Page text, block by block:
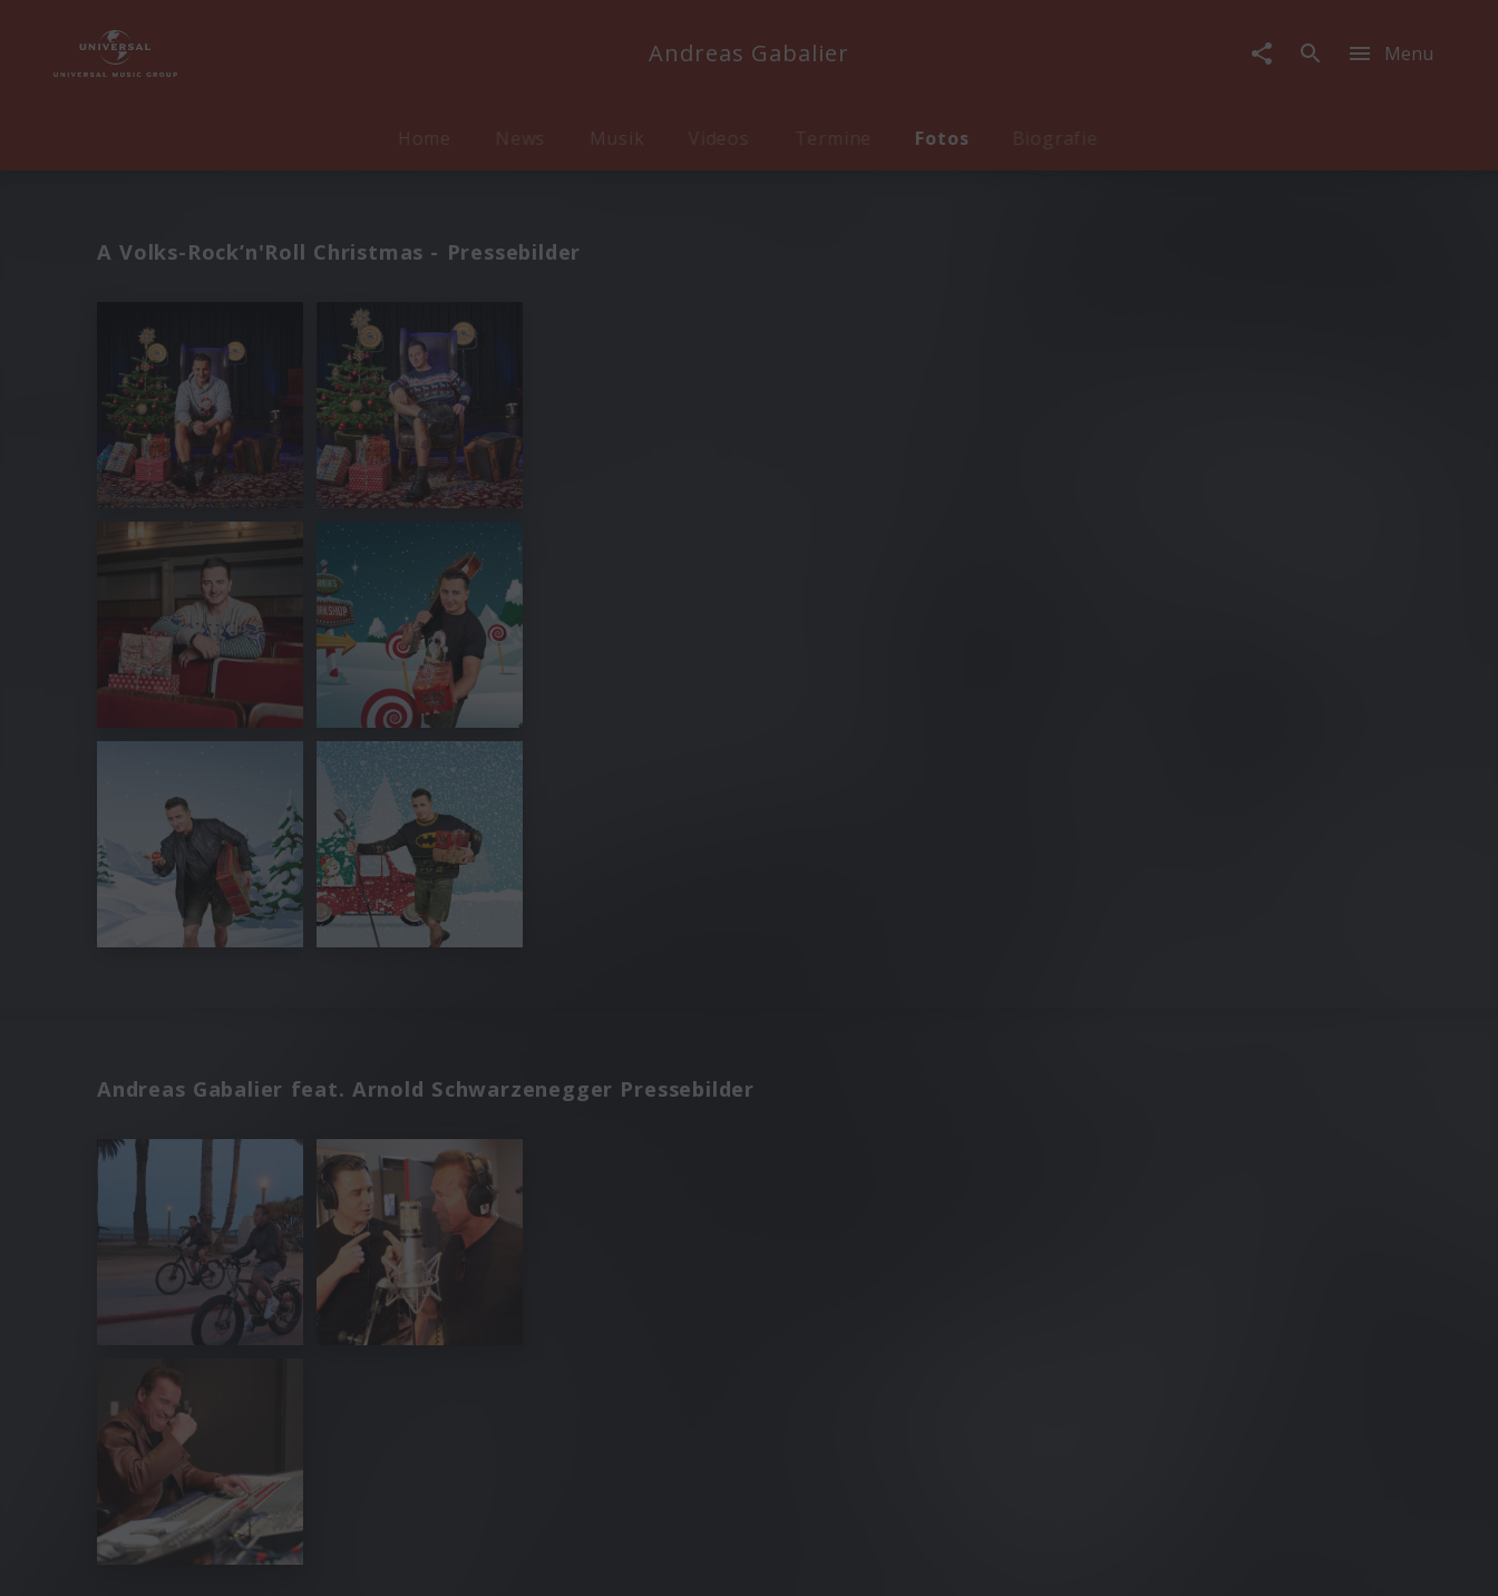
Andreas Gabalier Menu
Home News Musik Videos Termine Fotos Biografie
A Volks-Rock’n'Roll Christmas - Pressebilder
Andreas Gabalier feat. Arnold Schwarzenegger Pressebilder